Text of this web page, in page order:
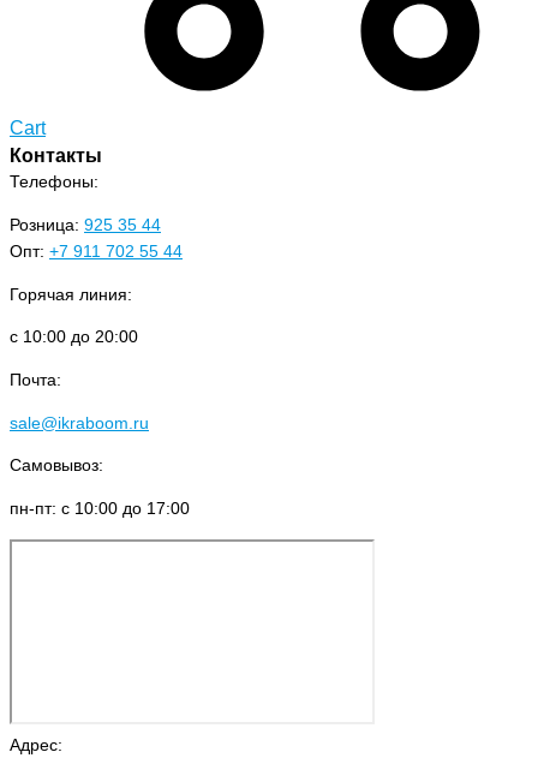
Cart
Контакты
Телефоны:
Розница: 925 35 44
Опт: +7 911 702 55 44
Горячая линия:
с 10:00 до 20:00
Почта:
sale@ikraboom.ru
Самовывоз:
пн-пт: с 10:00 до 17:00
Адрес: